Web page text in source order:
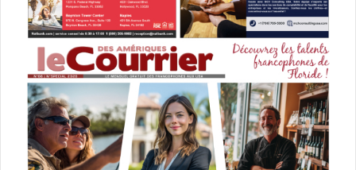
Le 9 juin :
Concert de Ken Peplowski